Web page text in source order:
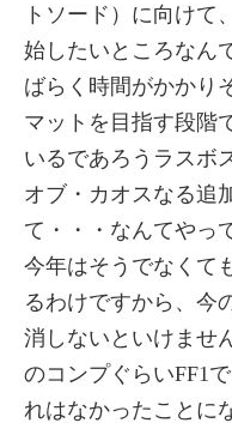
トソード）に向けて
始したいところなん
ばらく時間がかかり
マットを目指す段階
いるであろうラスボ
オブ・カオスなる追
て・・・なんてやっ
今年はそうでなくて
るわけですから、今
消しないといけませ
のコンプぐらいFF1
れはなかったことに